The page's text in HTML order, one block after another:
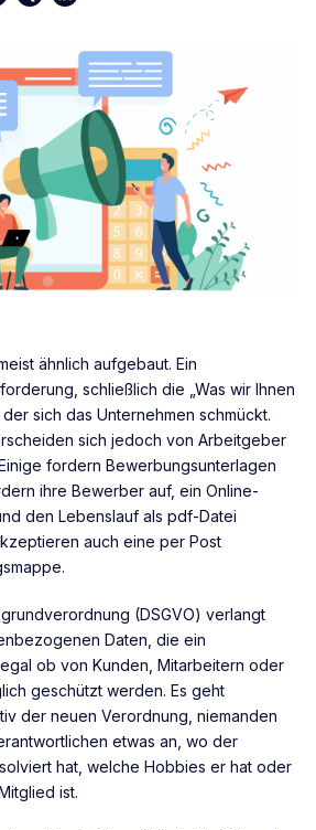
ähnlich aufgebaut. Ein
schließlich die „Was wir Ihnen
sich das Unternehmen schmückt.
sich jedoch von Arbeitgeber
fordern Bewerbungsunterlagen
ihre Bewerber auf, ein Online-
den Lebenslauf als pdf-Datei
auch eine per Post
(DSGVO) verlangt
Daten, die ein
ob von Kunden, Mitarbeitern oder
geschützt werden. Es geht
der neuen Verordnung, niemanden
etwas an, wo der
hat, welche Hobbies er hat oder
ist.